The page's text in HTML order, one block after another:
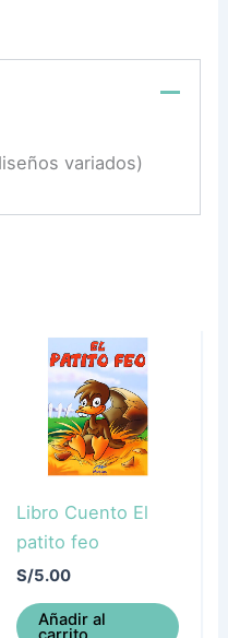
variados)
Libro Cuento El
patito feo
S/5.00
Añadir al